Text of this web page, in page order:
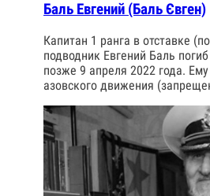
Баль Евгений (Баль Євген)
Капитан 1 ранга в отставке
подводник Евгений Баль
позже 9 апреля 2022 года.
азовского движения